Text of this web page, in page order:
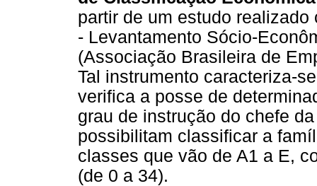
partir de um estudo
- Levantamento Sócio-
(Associação Brasileira de
Tal instrumento caracteriza-
verifica a posse de
grau de instrução do chefe
possibilitam classificar a
classes que vão de A1 a E,
(de 0 a 34).